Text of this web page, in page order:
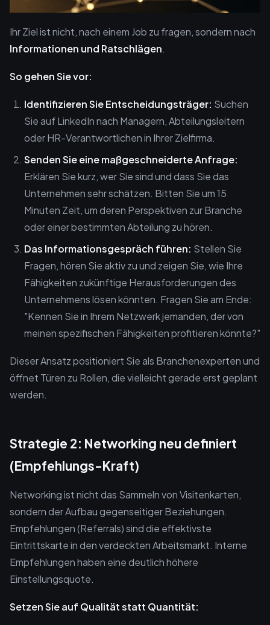
Ihr Ziel ist nicht, nach einem Job zu fragen, sondern nach
Informationen und Ratschlägen.
So gehen Sie vor:
Identifizieren Sie Entscheidungsträger: Suchen
Sie auf LinkedIn nach Managern, Abteilungsleitern
oder HR-Verantwortlichen in Ihrer Zielfirma.
Senden Sie eine maßgeschneiderte Anfrage:
Erklären Sie kurz, wer Sie sind und dass Sie das
Unternehmen sehr schätzen. Bitten Sie um 15
Minuten Zeit, um deren Perspektiven zur Branche
oder einer bestimmten Abteilung zu hören.
Das Informationsgespräch führen: Stellen Sie
Fragen, hören Sie aktiv zu und zeigen Sie, wie Ihre
Fähigkeiten zukünftige Herausforderungen des
Unternehmens lösen könnten. Fragen Sie am Ende:
"Kennen Sie in Ihrem Netzwerk jemanden, der von
meinen spezifischen Fähigkeiten profitieren könnte?"
Dieser Ansatz positioniert Sie als Branchenexperten und
öffnet Türen zu Rollen, die vielleicht gerade erst geplant
werden.
Strategie 2: Networking neu definiert
(Empfehlungs-Kraft)
Networking ist nicht das Sammeln von Visitenkarten,
sondern der Aufbau gegenseitiger Beziehungen.
Empfehlungen (Referrals) sind die effektivste
Eintrittskarte in den verdeckten Arbeitsmarkt. Interne
Empfehlungen haben eine deutlich höhere
Einstellungsquote.
Setzen Sie auf Qualität statt Quantität: